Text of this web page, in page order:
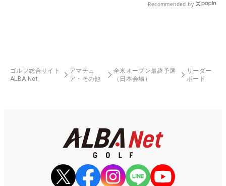
Recommended by
ゴルフ総合サイト
ALBA Net
アマチュ
ア・その他
全米オープン最終予選
（日本会場）
リーダー
ボード